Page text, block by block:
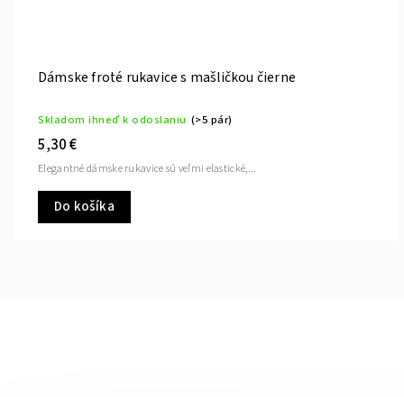
Dámske froté rukavice s mašličkou čierne
Skladom ihneď k odoslaniu (>5 pár)
5,30 €
Do košíka
Elegantné dámske rukavice sú veľmi elastické,...